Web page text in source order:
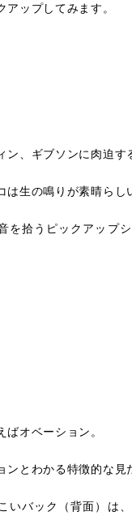
アップしてみます。
ン、ギブソンに肉迫す
は生の鳴りが素晴らし
を拾うピックアップ
ばオベーション。
ンとわかる特徴的な見
いバック（背面）は